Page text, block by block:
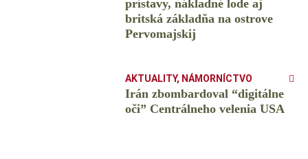
prístavy, nákladné lode aj
britská základňa na ostrove
Pervomajskij
AKTUALITY, NÁMORNÍCTVO
Irán zbombardoval “digitálne
oči” Centrálneho velenia USA